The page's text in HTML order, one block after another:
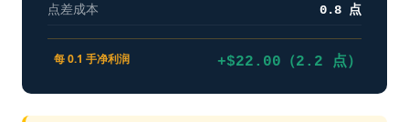
点差成本 0.8 点
每 0.1 手净利润 +$22.00（2.2 点）